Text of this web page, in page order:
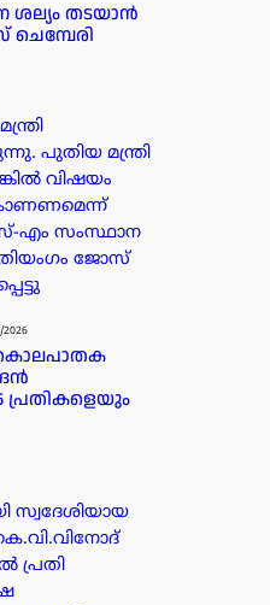
ശല്യം തടയാൻ
ചെമ്പേരി
പുതിയ മന്ത്രി
വിഷയം
കാണണമെന്ന്
എം സംസ്ഥാന
ജോസ്
2026
പ്രതികളെയും
സ്വദേശിയായ
പ്രതി